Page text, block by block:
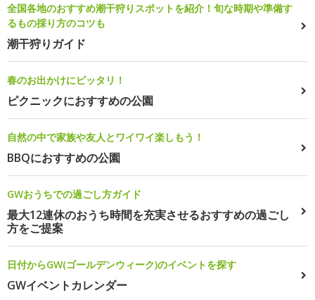
全国各地のおすすめ潮干狩りスポットを紹介！旬な時期や準備す
るもの採り方のコツも
潮干狩りガイド
春のお出かけにピッタリ！
ピクニックにおすすめの公園
自然の中で家族や友人とワイワイ楽しもう！
BBQにおすすめの公園
GWおうちでの過ごし方ガイド
最大12連休のおうち時間を充実させるおすすめの過ごし
方をご提案
日付からGW(ゴールデンウィーク)のイベントを探す
GWイベントカレンダー